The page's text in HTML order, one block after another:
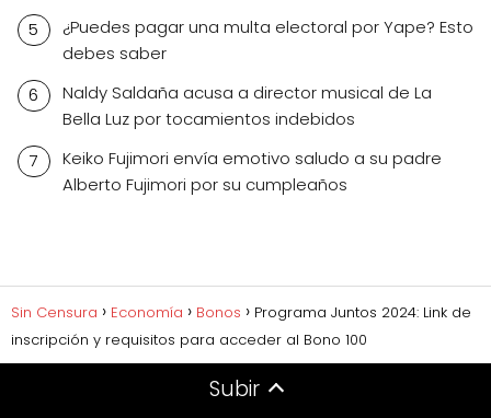
¿Puedes pagar una multa electoral por Yape? Esto
debes saber
Naldy Saldaña acusa a director musical de La
Bella Luz por tocamientos indebidos
Keiko Fujimori envía emotivo saludo a su padre
Alberto Fujimori por su cumpleaños
Sin Censura Economía Bonos
Programa Juntos 2024: Link de
inscripción y requisitos para acceder al Bono 100
Subir